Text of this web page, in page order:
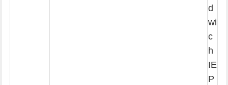
d
wi
c
h
IE
P